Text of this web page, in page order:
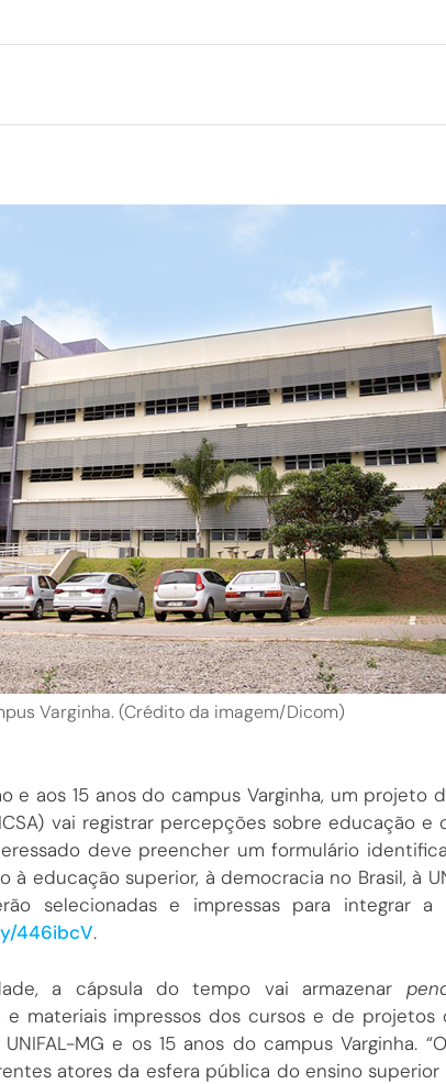
Varginha. (Crédito da imagem/Dicom)
e aos 15 anos do campus Varginha, um projeto
vai registrar percepções sobre educação e
deve preencher um formulário
educação superior, à democracia no Brasil, à
selecionadas e impressas para integrar a
446ibcV.
a cápsula do tempo vai armazenar
materiais impressos dos cursos e de projetos
MG e os 15 anos do campus Varginha.
atores da esfera pública do ensino